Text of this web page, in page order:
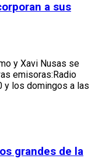
a sus
y Xavi Nusas se
emisoras:Radio
y los domingos a las
grandes de la